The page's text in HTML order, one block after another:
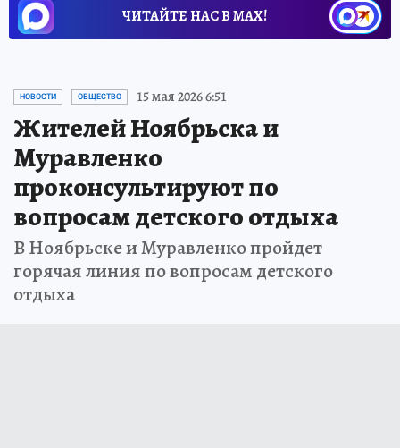
ЧИТАЙТЕ НАС В МАХ!
НОВОСТИ ОБЩЕСТВО 15 мая 2026 6:51
Жителей Ноябрьска и
Муравленко
проконсультируют по
вопросам детского отдыха
В Ноябрьске и Муравленко пройдет
горячая линия по вопросам детского
отдыха